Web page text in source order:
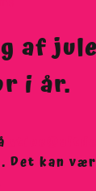
af
i år.
Det kan